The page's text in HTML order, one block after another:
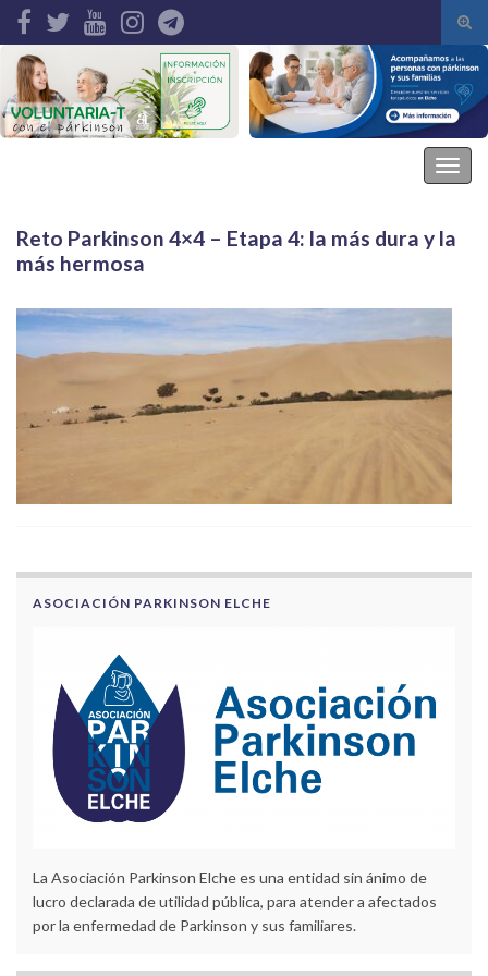
de
Search for:
Reto Parkinson 4×4 – Etapa 4: la más dura y la
más hermosa
ASOCIACIÓN PARKINSON ELCHE
La Asociación Parkinson Elche es una entidad sin ánimo de
lucro declarada de utilidad pública, para atender a afectados
por la enfermedad de Parkinson y sus familiares.